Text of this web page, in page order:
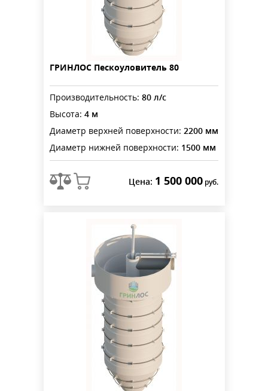
ГРИНЛОС Пескоуловитель 80
Производительность: 80 л/с
Высота: 4 м
Диаметр верхней поверхности: 2200 мм
Диаметр нижней поверхности: 1500 мм
Цена: 1 500 000 руб.